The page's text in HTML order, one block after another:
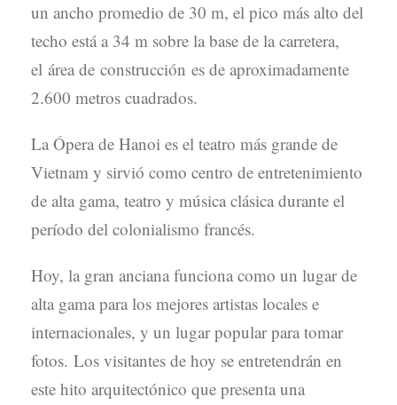
un ancho promedio de 30 m, el pico más alto del
techo está a 34 m sobre la base de la carretera,
el área de construcción es de aproximadamente
2.600 metros cuadrados.
La Ópera de Hanoi es el teatro más grande de
Vietnam y sirvió como centro de entretenimiento
de alta gama, teatro y música clásica durante el
período del colonialismo francés.
Hoy, la gran anciana funciona como un lugar de
alta gama para los mejores artistas locales e
internacionales, y un lugar popular para tomar
fotos. Los visitantes de hoy se entretendrán en
este hito arquitectónico que presenta una